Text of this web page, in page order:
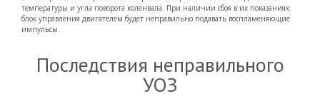
температуры и угла поворота коленвала. При наличии сбоя в их показаниях
блок управления двигателем будет неправильно подавать воспламеняющие
импульсы.
Последствия неправильного
УОЗ